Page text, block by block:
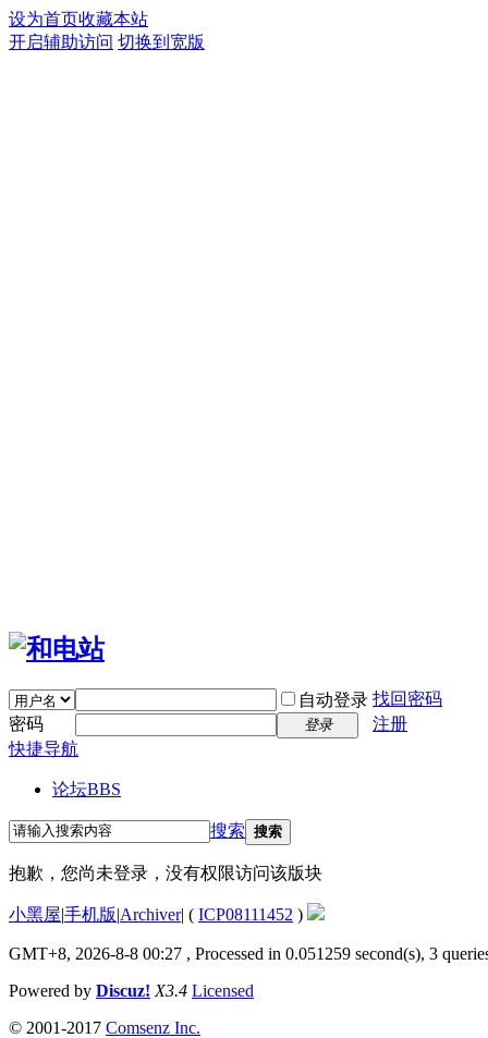
设为首页收藏本站
开启辅助访问 切换到宽版
自动登录 找回密码
密码
登录
注册
快捷导航
论坛BBS
搜索 搜索
抱歉，您尚未登录，没有权限访问该版块
小黑屋|手机版|Archiver| ( ICP08111452 )
GMT+8, 2026-8-8 00:27 , Processed in 0.051259 second(s), 3
Powered by Discuz! X3.4 Licensed
© 2001-2017 Comsenz Inc.